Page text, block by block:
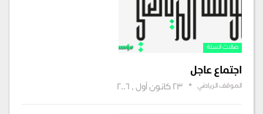
صالات السلة
اجتماع عاجل
الموقف الرياضي 23 كانون أول , 2006